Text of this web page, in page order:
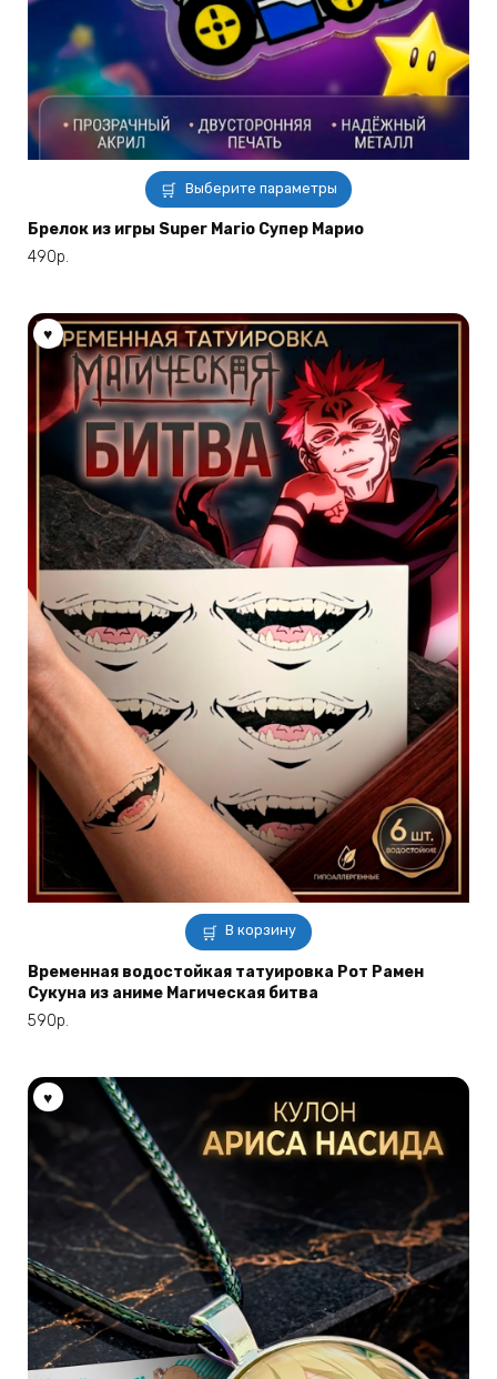
Выберите параметры
Этот
товар
имеет
можно
выбрать
на
странице
товара.
Брелок из игры Super Mario Супер Марио
490р.
В корзину
Временная водостойкая татуировка Рот Рамен
Сукуна из аниме Магическая битва
590р.